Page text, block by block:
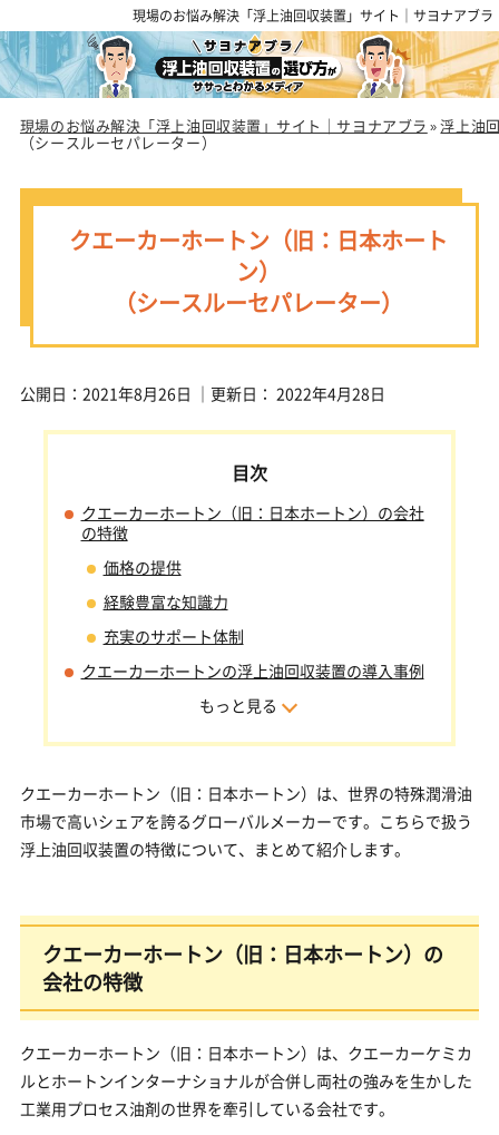
現場のお悩み解決「浮上油回収装置」サイト｜サヨナアブラ
現場のお悩み解決「浮上油回収装置」サイト｜サヨナアブラ »浮上油
（シースルーセパレーター）
クエーカーホートン（旧：日本ホート
ン）
（シースルーセパレーター）
公開日： 2021年8月26日 ｜更新日： 2022年4月28日
クエーカーホートン（旧：日本ホートン）の会社
の特徴
価格の提供
経験豊富な知識力
充実のサポート体制
クエーカーホートンの浮上油回収装置の導入事例
もっと見る
クエーカーホートン（旧：日本ホートン）は、世界の特殊潤滑油
市場で高いシェアを誇るグローバルメーカーです。こちらで扱う
浮上油回収装置の特徴について、まとめて紹介します。
クエーカーホートン（旧：日本ホートン）の
会社の特徴
クエーカーホートン（旧：日本ホートン）は、クエーカーケミカ
ルとホートンインターナショナルが合併し両社の強みを生かした
工業用プロセス油剤の世界を牽引している会社です。